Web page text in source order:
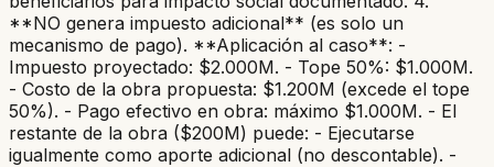
**NO genera impuesto adicional** (es solo un
mecanismo de pago). **Aplicación al caso**: -
Impuesto proyectado: $2.000M. - Tope 50%: $1.000M.
- Costo de la obra propuesta: $1.200M (excede el tope
50%). - Pago efectivo en obra: máximo $1.000M. - El
restante de la obra ($200M) puede: - Ejecutarse
igualmente como aporte adicional (no descontable). -